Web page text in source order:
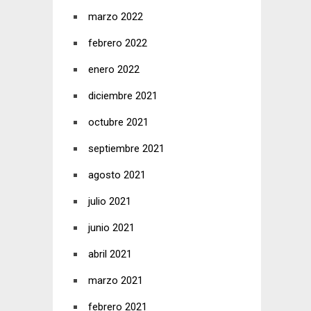
marzo 2022
febrero 2022
enero 2022
diciembre 2021
octubre 2021
septiembre 2021
agosto 2021
julio 2021
junio 2021
abril 2021
marzo 2021
febrero 2021